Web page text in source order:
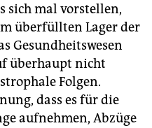
sich mal vorstellen,
überfüllten Lager der
Gesundheitswesen
überhaupt nicht
Folgen.
dass es für die
aufnehmen, Abzüge